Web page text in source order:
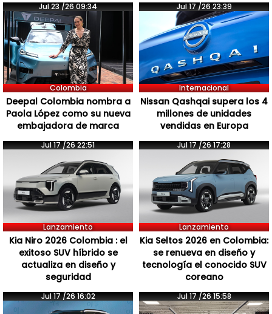
Jul 23 /26 09:34
Colombia
Deepal Colombia nombra a
Paola López como su nueva
embajadora de marca
Jul 17 /26 23:39
Internacional
Nissan Qashqai supera los 4
millones de unidades
vendidas en Europa
Jul 17 /26 22:51
Lanzamiento
Kia Niro 2026 Colombia : el
exitoso SUV híbrido se
actualiza en diseño y
seguridad
Jul 17 /26 17:28
Lanzamiento
Kia Seltos 2026 en Colombia:
se renueva en diseño y
tecnología el conocido SUV
coreano
Jul 17 /26 16:02 Jul 17 /26 15:58